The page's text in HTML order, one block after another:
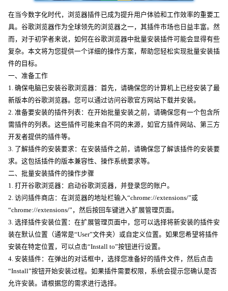
在当今数字化时代，浏览器插件已成为提升用户体验和工作效率的重要工
具。谷歌浏览器作为全球领先的浏览器之一，其插件市场也日益丰富。然
而，对于初学者来说，如何在谷歌浏览器中批量安装插件可能会显得有些
复杂。本文将为您提供一个详细的操作方案，帮助您轻松实现批量安装插
件的目标。
一、准备工作
1. 确保电脑已安装谷歌浏览器：首先，请确保您的计算机上已经安装了最
新版本的谷歌浏览器。您可以通过访问谷歌官方网站下载并安装。
2. 准备要安装的插件列表：在开始批量安装之前，请确保您有一个包含所
需插件的列表。这些插件可能来自不同的来源，如官方插件网站、第三方
开发者提供的插件等。
3. 了解插件的安装要求：在安装插件之前，请确保您了解该插件的安装要
求。这包括插件的版本兼容性、操作系统要求等。
二、批量安装插件的操作步骤
1. 打开谷歌浏览器：启动谷歌浏览器，并登录您的账户。
2. 访问插件商店：在浏览器的地址栏输入“chrome://extensions/”或
“chrome://extensions/”，然后按回车键进入扩展管理页面。
3. 选择插件安装位置：在扩展管理页面中，您可以选择将新安装的插件安
装在默认位置（通常是“User”文件夹）或自定义位置。如果您希望将插件
安装在特定位置，可以点击“Install to”按钮进行设置。
4. 安装插件：在弹出的对话框中，选择您准备好的插件文件，然后点击
“Install”按钮开始安装过程。如果插件需要权限，系统会提示您确认是否
允许安装。请根据您的需求进行选择。